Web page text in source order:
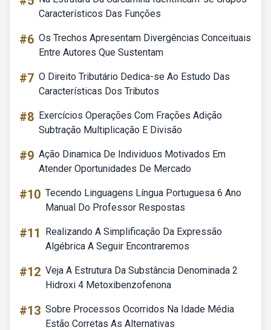
Característicos Das Funções
#6 Os Trechos Apresentam Divergências Conceituais
Entre Autores Que Sustentam
#7 O Direito Tributário Dedica-se Ao Estudo Das
Características Dos Tributos
#8 Exercícios Operações Com Frações Adição
Subtração Multiplicação E Divisão
#9 Ação Dinamica De Individuos Motivados Em
Atender Oportunidades De Mercado
#10 Tecendo Linguagens Língua Portuguesa 6 Ano
Manual Do Professor Respostas
#11
Realizando A Simplificação Da Expressão
Algébrica A Seguir Encontraremos
#12 Veja A Estrutura Da Substância Denominada 2
Hidroxi 4 Metoxibenzofenona
#13 Sobre Processos Ocorridos Na Idade Média
Estão Corretas As Alternativas